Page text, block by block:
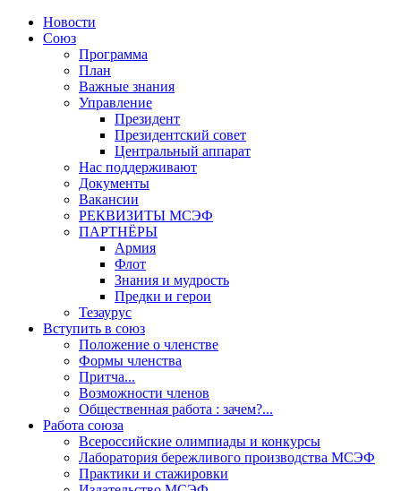
Новости
Союз
Программа
План
Важные знания
Управление
Президент
Президентский совет
Центральный аппарат
Нас поддерживают
Документы
Вакансии
РЕКВИЗИТЫ МСЭФ
ПАРТНЁРЫ
Армия
Флот
Знания и мудрость
Предки и герои
Тезаурус
Вступить в союз
Положение о членстве
Формы членства
Притча...
Возможности членов
Общественная работа : зачем?...
Работа союза
Всероссийские олимпиады и конкурсы
Лаборатория бережливого производства МСЭФ
Практики и стажировки